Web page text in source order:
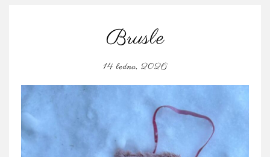
Brusle
14 ledna, 2026